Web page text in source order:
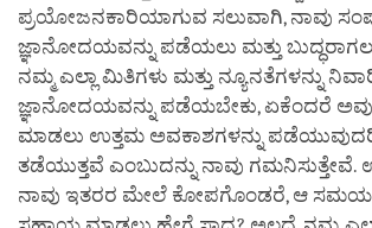
ಪ್ರಯೋಜನಕಾರಿಯಾಗುವ ಸಲುವಾಗಿ, ನಾವು
ಜ್ಞಾನೋದಯವನ್ನು ಪಡೆಯಲು ಮತ್ತು
ನಮ್ಮ ಎಲ್ಲಾ ಮಿತಿಗಳು ಮತ್ತು ನ್ಯೂನತೆಗಳನ್ನು
ಜ್ಞಾನೋದಯವನ್ನು ಪಡೆಯಬೇಕು, ಏಕೆಂದರೆ
ಮಾಡಲು ಉತ್ತಮ ಅವಕಾಶಗಳನ್ನು
ತಡೆಯುತ್ತವೆ ಎಂಬುದನ್ನು ನಾವು
ನಾವು ಇತರರ ಮೇಲೆ ಕೋಪಗೊಂಡರೆ, ಆ